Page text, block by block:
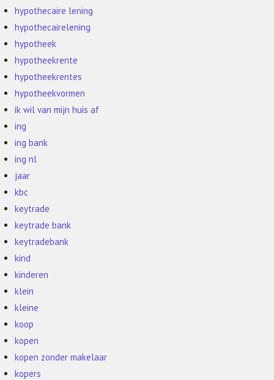
hypothecaire lening
hypothecairelening
hypotheek
hypotheekrente
hypotheekrentes
hypotheekvormen
ik wil van mijn huis af
ing
ing bank
ing nl
jaar
kbc
keytrade
keytrade bank
keytradebank
kind
kinderen
klein
kleine
koop
kopen
kopen zonder makelaar
kopers